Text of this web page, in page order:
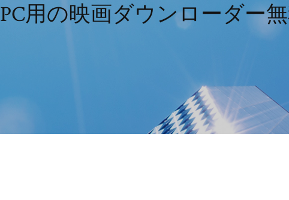
PC用の映画ダウンローダー